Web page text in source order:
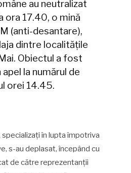
au neutralizat
ora 17.40, o mină
(anti-desantare),
dintre localitățile
Obiectul a fost
la numărul de
orei 14.45.
specializați în lupta împotriva
s-au deplasat, începând cu
de către reprezentanții